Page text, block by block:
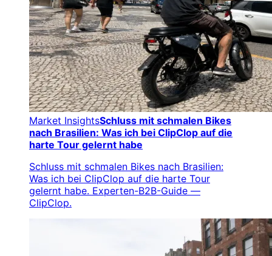
Market InsightsSchluss mit schmalen Bikes
nach Brasilien: Was ich bei ClipClop auf die
harte Tour gelernt habe
Schluss mit schmalen Bikes nach Brasilien:
Was ich bei ClipClop auf die harte Tour
gelernt habe. Experten-B2B-Guide —
ClipClop.